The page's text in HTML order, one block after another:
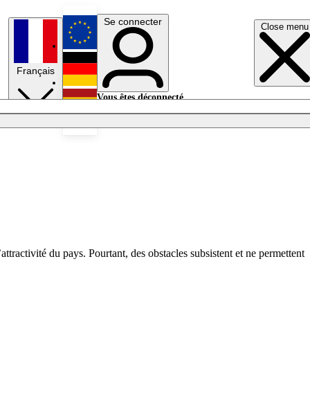
Close menu
Français
English
Deutsch
Se connecter
Vous êtes déconnecté.
du pays. Pourtant, des obstacles subsistent et ne permettent